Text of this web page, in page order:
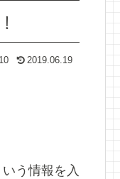
2019.06.19
う情報を入